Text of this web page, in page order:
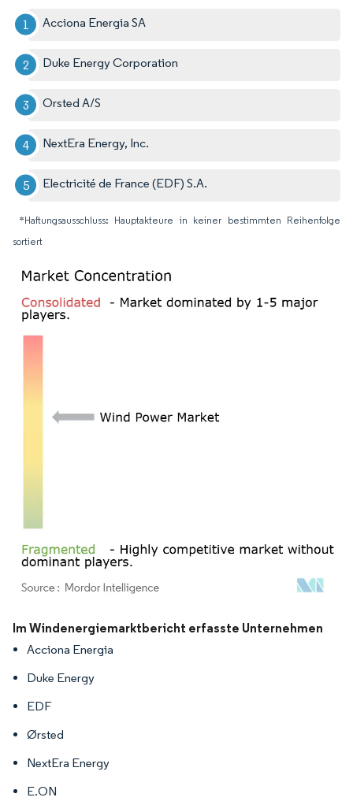
Acciona Energia SA
Duke Energy Corporation
Orsted A/S
NextEra Energy, Inc.
Electricité de France (EDF) S.A.
*Haftungsausschluss: Hauptakteure in keiner bestimmten Reihenfolge
sortiert
Bild © Mordor Intelligence. Wiederverwendung erfordert Namensnennung
Im Windenergiemarktbericht erfasste Unternehmen
Acciona Energia
Duke Energy
EDF
Ørsted
NextEra Energy
E.ON